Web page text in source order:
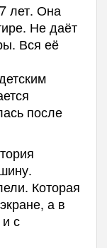
лет. Она
Не даёт
Вся её
после
Которая
а в
с